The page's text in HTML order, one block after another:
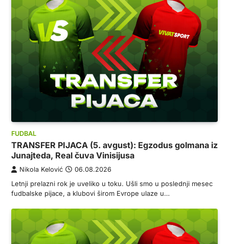
FUDBAL
TRANSFER PIJACA (5. avgust): Egzodus golmana iz
Junajteda, Real čuva Vinisijusa
Nikola Kelović 06.08.2026
Letnji prelazni rok je uveliko u toku. Ušli smo u poslednji mesec
fudbalske pijace, a klubovi širom Evrope ulaze u…